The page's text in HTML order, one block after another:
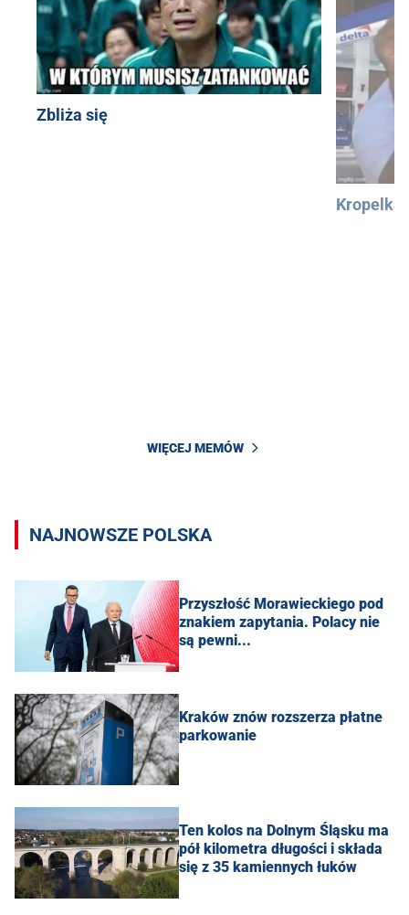
Zbliża się
Kropelka
WIĘCEJ MEMÓW
NAJNOWSZE POLSKA
Przyszłość Morawieckiego pod
znakiem zapytania. Polacy nie
są pewni...
Kraków znów rozszerza płatne
parkowanie
Ten kolos na Dolnym Śląsku ma
pół kilometra długości i składa
się z 35 kamiennych łuków